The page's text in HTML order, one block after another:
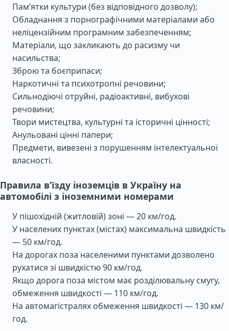
Пам’ятки культури (без відповідного дозволу);
Обладнання з порнографічними матеріалами або
неліцензійним програмним забезпеченням;
Матеріали, що закликають до расизму чи
насильства;
Зброю та боєприпаси;
Наркотичні та психотропні речовини;
Сильнодіючі отруйні, радіоактивні, вибухові
речовини;
Твори мистецтва, культурні та історичні цінності;
Анульовані цінні папери;
Предмети, вивезені з порушенням інтелектуальної
власності.
Правила в’їзду іноземців в Україну на
автомобілі з іноземними номерами
У пішохідній (житловій) зоні — 20 км/год.
У населених пунктах (містах) максимальна швидкість
— 50 км/год.
На дорогах поза населеними пунктами дозволено
рухатися зі швидкістю 90 км/год.
Якщо дорога поза містом має розділювальну смугу,
обмеження швидкості — 110 км/год.
На автомагістралях обмеження швидкості — 130 км/
год.